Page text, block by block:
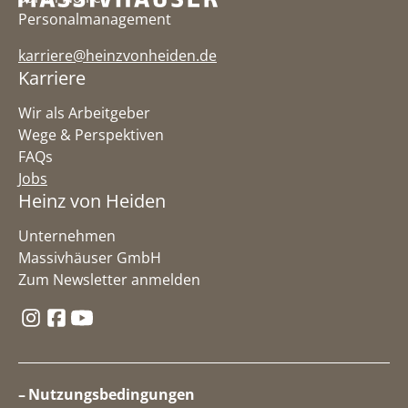
Personalmanagement
karriere@heinzvonheiden.de
Karriere
Wir als Arbeitgeber
Wege & Perspektiven
FAQs
Jobs
Heinz von Heiden
Unternehmen
Massivhäuser GmbH
Zum Newsletter anmelden
Folge uns auf Instagram
Folge uns auf Facebook
Nutzungsbedingungen